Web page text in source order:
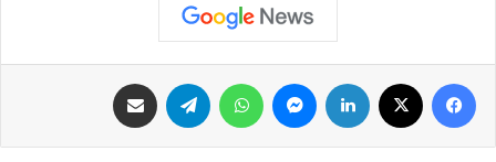
فيسبوك لينكدإن ماسنجر واتساب تيلقرام